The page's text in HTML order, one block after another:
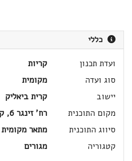
כללי
ועדת תכנון
קריות
סוג ועדה
מקומית
יישוב
קרית ביאליק
מקום התוכנית
רח' זינגר 6, קריית ביאליק.
סיווג התוכנית
מתאר מקומית
קטגוריה
מגורים